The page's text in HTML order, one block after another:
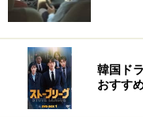
い。
韓国ド
おすす